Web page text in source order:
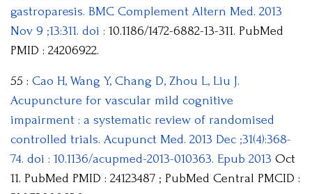
gastroparesis. BMC Complement Altern Med. 2013
Nov 9 ;13:311. doi : 10.1186/1472-6882-13-311. PubMed
PMID : 24206922.
55 : Cao H, Wang Y, Chang D, Zhou L, Liu J.
Acupuncture for vascular mild cognitive
impairment : a systematic review of randomised
controlled trials. Acupunct Med. 2013 Dec ;31(4):368-
74. doi : 10.1136/acupmed-2013-010363. Epub 2013 Oct
11. PubMed PMID : 24123487 ; PubMed Central PMCID :